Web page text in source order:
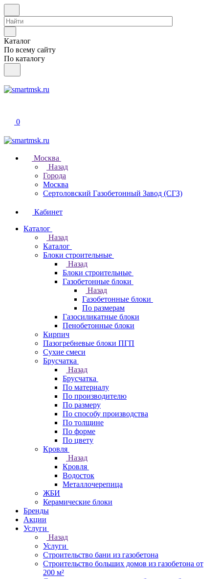
Каталог
По всему сайту
По каталогу
0
Москва
Назад
Города
Москва
Сертоловский Газобетонный Завод (СГЗ)
Кабинет
Каталог
Назад
Каталог
Блоки строительные
Назад
Блоки строительные
Газобетонные блоки
Назад
Газобетонные блоки
По размерам
Газосиликатные блоки
Пенобетонные блоки
Кирпич
Пазогребневые блоки ПГП
Сухие смеси
Брусчатка
Назад
Брусчатка
По материалу
По производителю
По размеру
По способу производства
По толщине
По форме
По цвету
Кровля
Назад
Кровля
Водосток
Металлочерепица
ЖБИ
Керамические блоки
Бренды
Акции
Услуги
Назад
Услуги
Строительство бани из газобетона
Строительство больших домов из газобетона от
200 м²